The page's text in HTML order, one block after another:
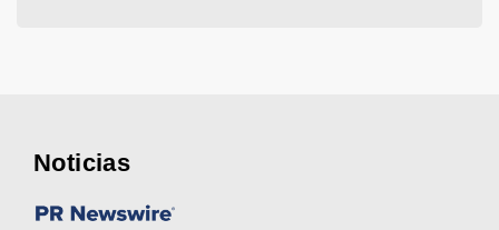
Noticias